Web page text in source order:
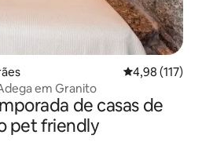
4,98 de uma
4,98 (117)
em Granito
de casas de
pet friendly